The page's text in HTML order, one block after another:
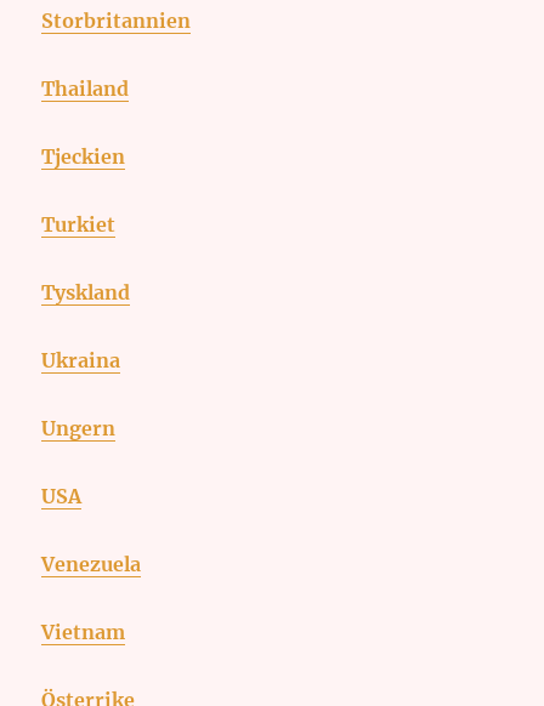
Storbritannien
Thailand
Tjeckien
Turkiet
Tyskland
Ukraina
Ungern
USA
Venezuela
Vietnam
Österrike